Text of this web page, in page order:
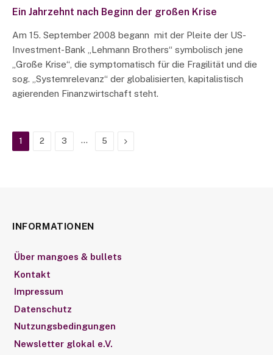
Ein Jahrzehnt nach Beginn der großen Krise
Am 15. September 2008 begann mit der Pleite der US-
Investment-Bank „Lehmann Brothers“ symbolisch jene
„Große Krise“, die symptomatisch für die Fragilität und die
sog. „Systemrelevanz“ der globalisierten, kapitalistisch
agierenden Finanzwirtschaft steht.
1 2 3 … 5 Next
INFORMATIONEN
Über mangoes & bullets
Kontakt
Impressum
Datenschutz
Nutzungsbedingungen
Newsletter glokal e.V.